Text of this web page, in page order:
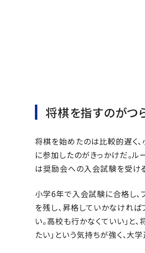
将棋を指すのがつ
将棋を始めたのは比較的遅く
に参加したのがきっかけだ。
は奨励会への入会試験を受け
小学6年で入会試験に合格し
を残し、昇格していかなけれ
い。高校も行かなくていい」と
たい」という気持ちが強く、大